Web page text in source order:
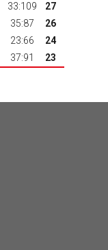
33:109
27
35:87
26
23:66
24
37:91 23